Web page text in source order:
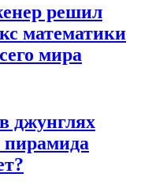
решил
математики
мира
джунглях